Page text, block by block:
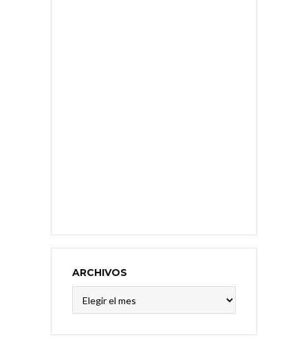
ARCHIVOS